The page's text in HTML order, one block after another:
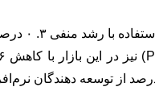
۳. ۰ درصدی مواجه بوده است.